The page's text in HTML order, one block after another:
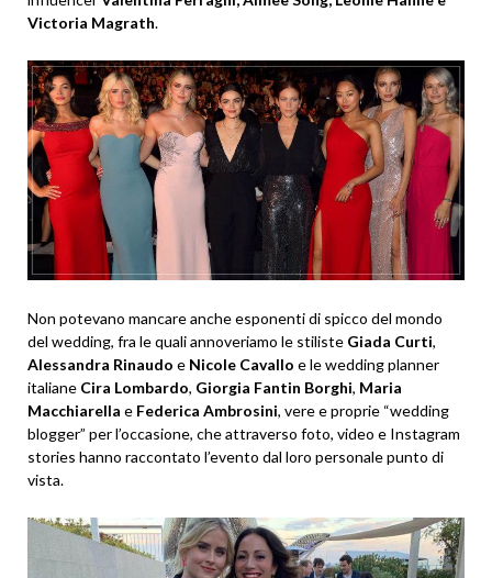
Victoria Magrath.
Non potevano mancare anche esponenti di spicco del mondo
del wedding, fra le quali annoveriamo le stiliste Giada Curti,
Alessandra Rinaudo e Nicole Cavallo e le wedding planner
italiane Cira Lombardo, Giorgia Fantin Borghi, Maria
Macchiarella e Federica Ambrosini, vere e proprie “wedding
blogger” per l’occasione, che attraverso foto, video e Instagram
stories hanno raccontato l’evento dal loro personale punto di
vista.